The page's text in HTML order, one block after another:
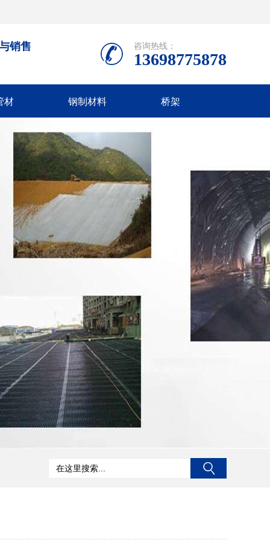
销售 咨询热线：
13698775878
材 钢制材料 桥架